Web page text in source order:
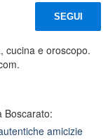
SEGUI
cucina e oroscopo.
Boscarato:
amicizie